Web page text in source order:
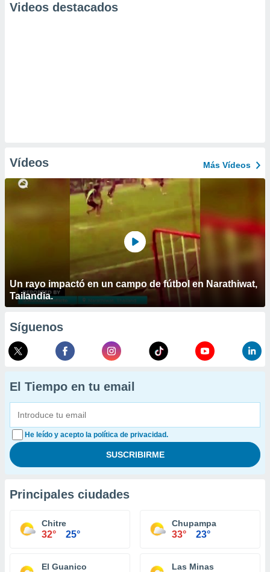
Videos destacados
Vídeos Más Vídeos
Un rayo impactó en un campo de fútbol en Narathiwat,
Tailandia.
Síguenos
El Tiempo en tu email
He leído y acepto la política de privacidad.
Principales ciudades
Chitre
32° 25°
Chupampa
33° 23°
El Guanico Las Minas